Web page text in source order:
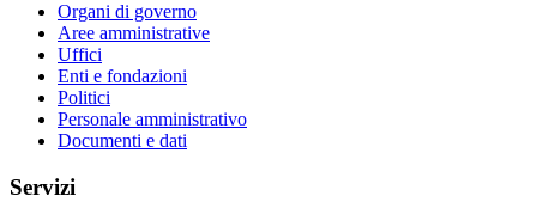
Organi di governo
Aree amministrative
Uffici
Enti e fondazioni
Politici
Personale amministrativo
Documenti e dati
Servizi